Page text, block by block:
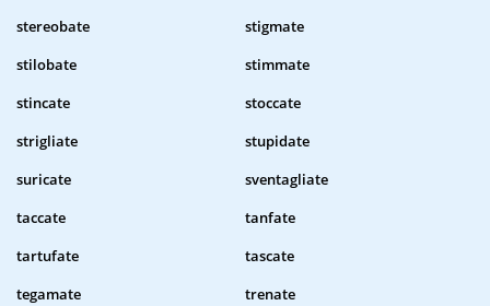
stereobate
stigmate
stilobate
stimmate
stincate
stoccate
strigliate
stupidate
suricate
sventagliate
taccate
tanfate
tartufate
tascate
tegamate
trenate